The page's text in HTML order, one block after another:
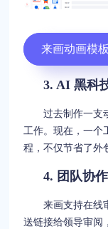
来画动画模板
3. AI 黑科
过去制作一支
工作。现在，一个
程，不仅节省了外
4. 团队协
来画支持在线
送链接给领导审阅